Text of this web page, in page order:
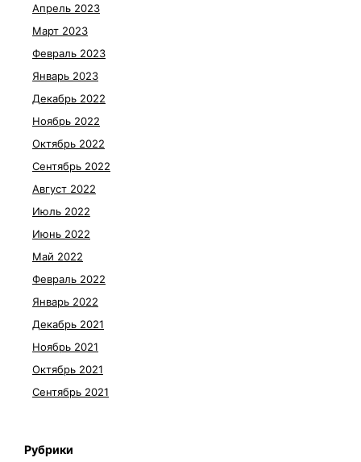
Апрель 2023
Март 2023
Февраль 2023
Январь 2023
Декабрь 2022
Ноябрь 2022
Октябрь 2022
Сентябрь 2022
Август 2022
Июль 2022
Июнь 2022
Май 2022
Февраль 2022
Январь 2022
Декабрь 2021
Ноябрь 2021
Октябрь 2021
Сентябрь 2021
Рубрики